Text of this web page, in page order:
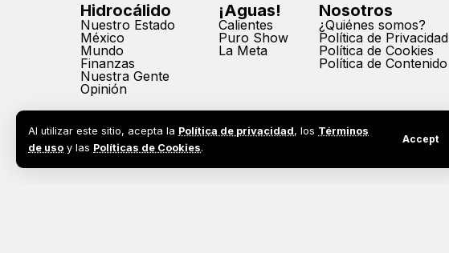
Al utilizar este sitio, acepta la Política de privacidad, los Términos
de uso y las Políticas de Cookies.
Accept
Hidrocálido
Nuestro Estado
México
Mundo
Finanzas
Nuestra Gente
Opinión
¡Aguas!
Calientes
Puro Show
La Meta
Nosotros
¿Quiénes somos?
Política de Privacidad
Política de Cookies
Política de Contenido